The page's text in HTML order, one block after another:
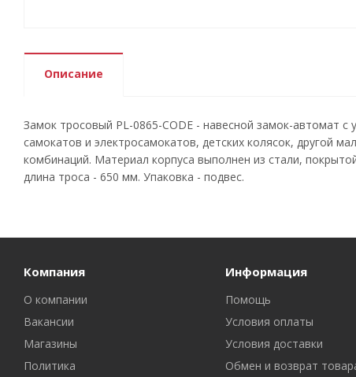
Описание
Замок тросовый PL-0865-CODE - навесной замок-автомат
самокатов и электросамокатов, детских колясок, другой
комбинаций. Материал корпуса выполнен из стали,
длина троса - 650 мм. Упаковка - подвес.
Компания
О компании
Вакансии
Магазины
Политика
Информация
Помощь
Условия оплаты
Условия доставки
Обмен и возврат